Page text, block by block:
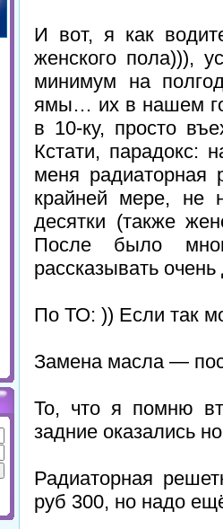
И вот, я как
женского пола))),
минимум на
ямы… их в нашем
в 10-ку, просто
Кстати, парадокс:
меня радиаторная
крайней мере, не
десятки (также
После было
рассказывать
По ТО: )) Если так
Замена масла —
То, что я помню
задние оказались
Радиаторная
руб 300, но надо